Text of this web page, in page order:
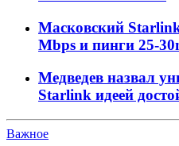
Масковский
Mbps и пинги 25-
Медведев назвал
Starlink идеей
Важное